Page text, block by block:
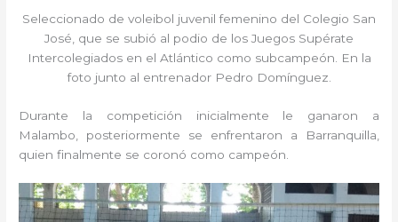
Seleccionado de voleibol juvenil femenino del Colegio San
José, que se subió al podio de los Juegos Supérate
Intercolegiados en el Atlántico como subcampeón. En la
foto junto al entrenador Pedro Domínguez.
Durante la competición inicialmente le ganaron a
Malambo, posteriormente se enfrentaron a Barranquilla,
quien finalmente se coronó como campeón.